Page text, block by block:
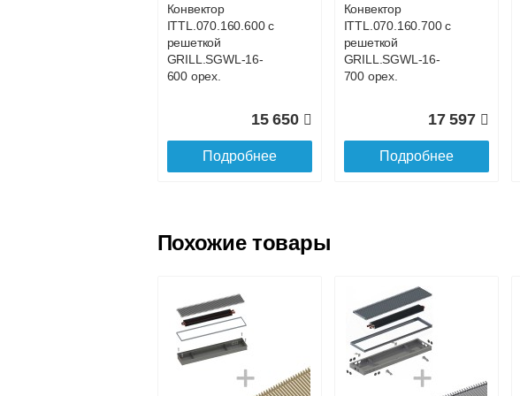
Доставка в регионы России.
Конвектор
ITTL.070.160.600 с
решеткой
GRILL.SGWL-16-
600 орех.
15 650
Подробнее
Конвектор
ITTL.070.160.700 с
решеткой
GRILL.SGWL-16-
700 орех.
17 597
Подробнее
Конвектор
ITTL.070.160.1100
Конвектор
ITTL.070.160.1200
Похожие товары